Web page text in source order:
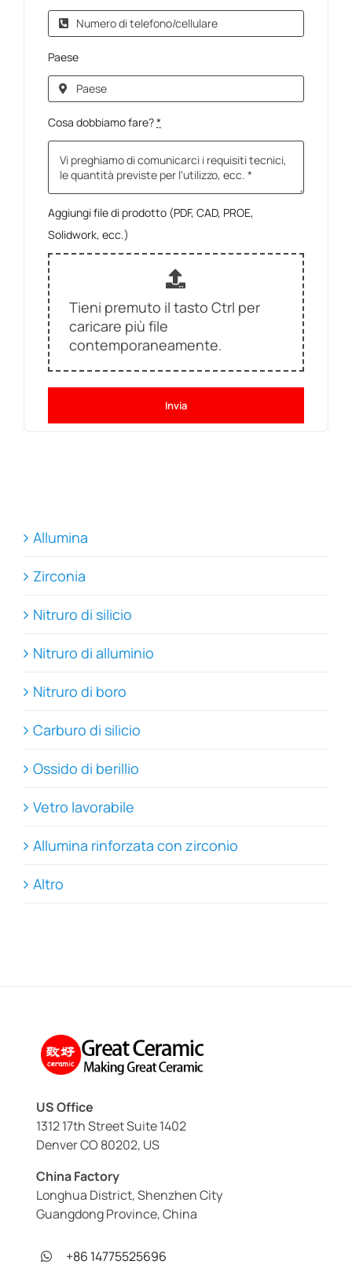
Paese
Cosa dobbiamo fare?*
Aggiungi file di prodotto (PDF, CAD, PROE,
Solidwork, ecc.)
Tieni premuto il tasto Ctrl per
caricare più file
contemporaneamente.
Invia
Allumina
Zirconia
Nitruro di silicio
Nitruro di alluminio
Nitruro di boro
Carburo di silicio
Ossido di berillio
Vetro lavorabile
Allumina rinforzata con zirconio
Altro
US Office
1312 17th Street Suite 1402
Denver CO 80202, US
China Factory
Longhua District, Shenzhen City
Guangdong Province, China
+86 14775525696